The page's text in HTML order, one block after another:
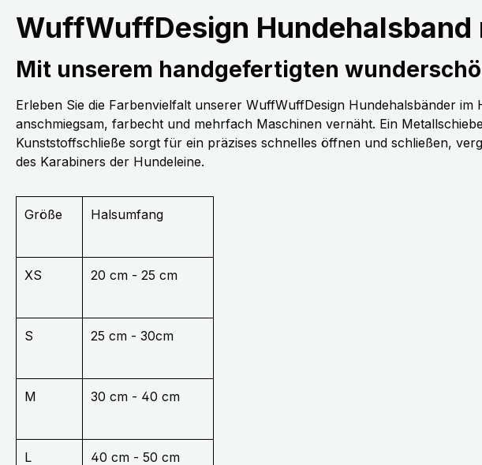
WuffWuffDesign Hundehalsband
Mit unserem handgefertigten
Erleben Sie die Farbenvielfalt unserer WuffWuffDesign Hundehalsbänder
anschmiegsam, farbecht und mehrfach Maschinen vernäht. Ein
Kunststoffschließe sorgt für ein präzises schnelles öffnen und schließen,
des Karabiners der Hundeleine.
Größe Halsumfang
XS 20 cm - 25 cm
S 25 cm - 30cm
M 30 cm - 40 cm
L 40 cm - 50 cm